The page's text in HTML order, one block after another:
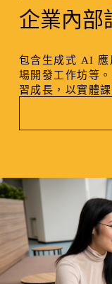
企業內部
包含生成式 AI 應
場開發工作坊等
習成長，以實體課